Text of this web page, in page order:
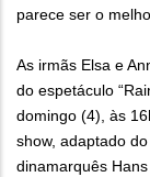
parece ser o
As irmãs Elsa e
do espetáculo
domingo (4), às
show, adaptado
dinamarquês